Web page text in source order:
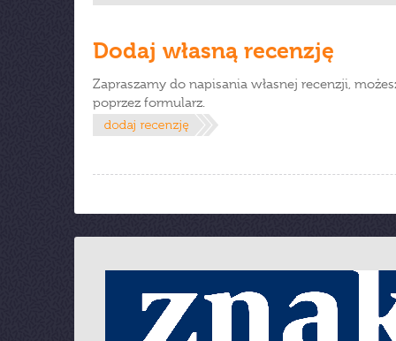
Dodaj własną recenzję
Zapraszamy do napisania własnej recenzji,
poprzez formularz.